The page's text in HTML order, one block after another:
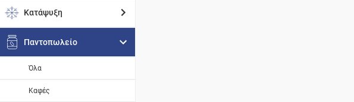
Κατάψυξη
Παντοπωλείο
Όλα
Καφές